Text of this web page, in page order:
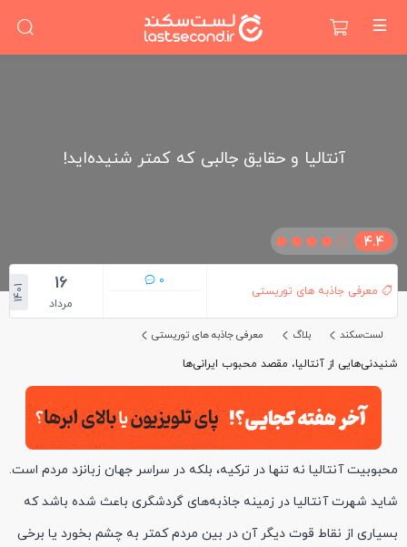
آنتالیا و حقایق جالبی که کمتر شنیده‌اید!
4.4
معرفی جاذبه های توریستی
0
16
مرداد
1401
لست‌سکند بلاگ
معرفی جاذبه های توریستی
شنیدنی‌هایی از آنتالیا، مقصد محبوب ایرانی‌ها
محبوبیت آنتالیا نه تنها در ترکیه، بلکه در سراسر جهان زبانزد مردم است.
شاید شهرت آنتالیا در زمینه‌ جاذبه‌های گردشگری باعث شده باشد که
بسیاری از نقاط قوت دیگر آن در بین مردم کمتر به چشم بخورد یا برخی